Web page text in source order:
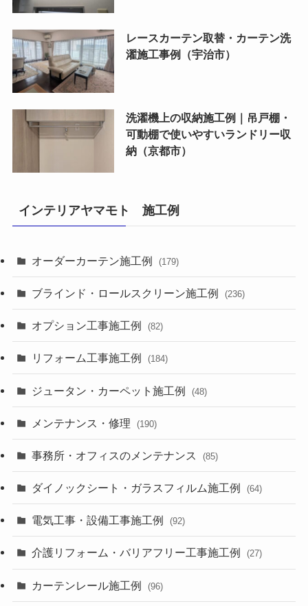
レースカーテン取替・カーテン洗
濯施工事例（宇治市）
洗濯機上の収納施工例｜吊戸棚・
可動棚で使いやすいランドリー収
納（京都市）
インテリアヤマモト 施工例
オーダーカーテン施工例 (179)
ブラインド・ロールスクリーン施工例 (236)
オプション工事施工例 (82)
リフォーム工事施工例 (184)
ジュータン・カーペット施工例 (48)
メンテナンス・修理 (190)
事務所・オフィスのメンテナンス (85)
ダイノックシート・ガラスフィルム施工例 (64)
電気工事・設備工事施工例 (92)
介護リフォーム・バリアフリー工事施工例 (27)
カーテンレール施工例 (96)